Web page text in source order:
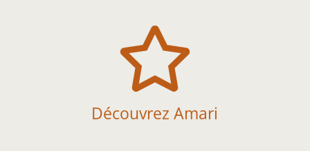

Découvrez Amari